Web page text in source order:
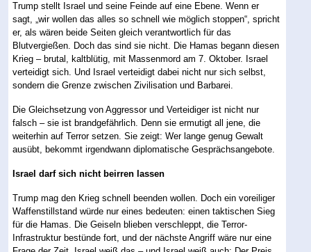
Trump stellt Israel und seine Feinde auf eine Ebene. Wenn er
sagt, „wir wollen das alles so schnell wie möglich stoppen“, spricht
er, als wären beide Seiten gleich verantwortlich für das
Blutvergießen. Doch das sind sie nicht. Die Hamas begann diesen
Krieg – brutal, kaltblütig, mit Massenmord am 7. Oktober. Israel
verteidigt sich. Und Israel verteidigt dabei nicht nur sich selbst,
sondern die Grenze zwischen Zivilisation und Barbarei.
Die Gleichsetzung von Aggressor und Verteidiger ist nicht nur
falsch – sie ist brandgefährlich. Denn sie ermutigt all jene, die
weiterhin auf Terror setzen. Sie zeigt: Wer lange genug Gewalt
ausübt, bekommt irgendwann diplomatische Gesprächsangebote.
Israel darf sich nicht beirren lassen
Trump mag den Krieg schnell beenden wollen. Doch ein voreiliger
Waffenstillstand würde nur eines bedeuten: einen taktischen Sieg
für die Hamas. Die Geiseln blieben verschleppt, die Terror-
Infrastruktur bestünde fort, und der nächste Angriff wäre nur eine